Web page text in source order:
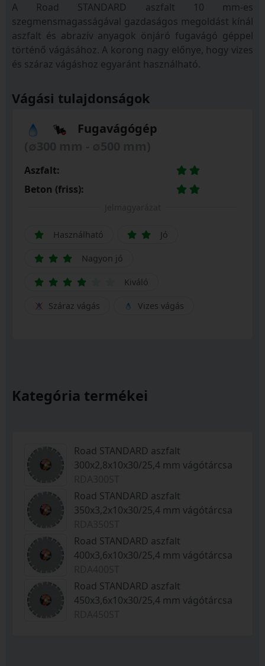
A Road STANDARD aszfalt 10 mm-es
szegmensmagasságával gazdaságos megoldást kínál
aszfalt és abrazív anyagok önjáró fugavágó géppel
történő vágásához. A korong nagy előnye, hogy vizes
és száraz vágáshoz egyaránt használható.
Vágási tulajdonságok
Fugavágógép
Aszfalt:
Beton (friss):
Használható Jó
Nagyon jó
Kiváló
Száraz vágás Vizes vágás
Kategória termékei
Road STANDARD aszfalt
300x2,8x10x30/25,4 mm vágótárcsa
Road STANDARD aszfalt
350x3,2x10x30/25,4 mm vágótárcsa
Road STANDARD aszfalt
400x3,6x10x30/25,4 mm vágótárcsa
Road STANDARD aszfalt
450x3,6x10x30/25,4 mm vágótárcsa